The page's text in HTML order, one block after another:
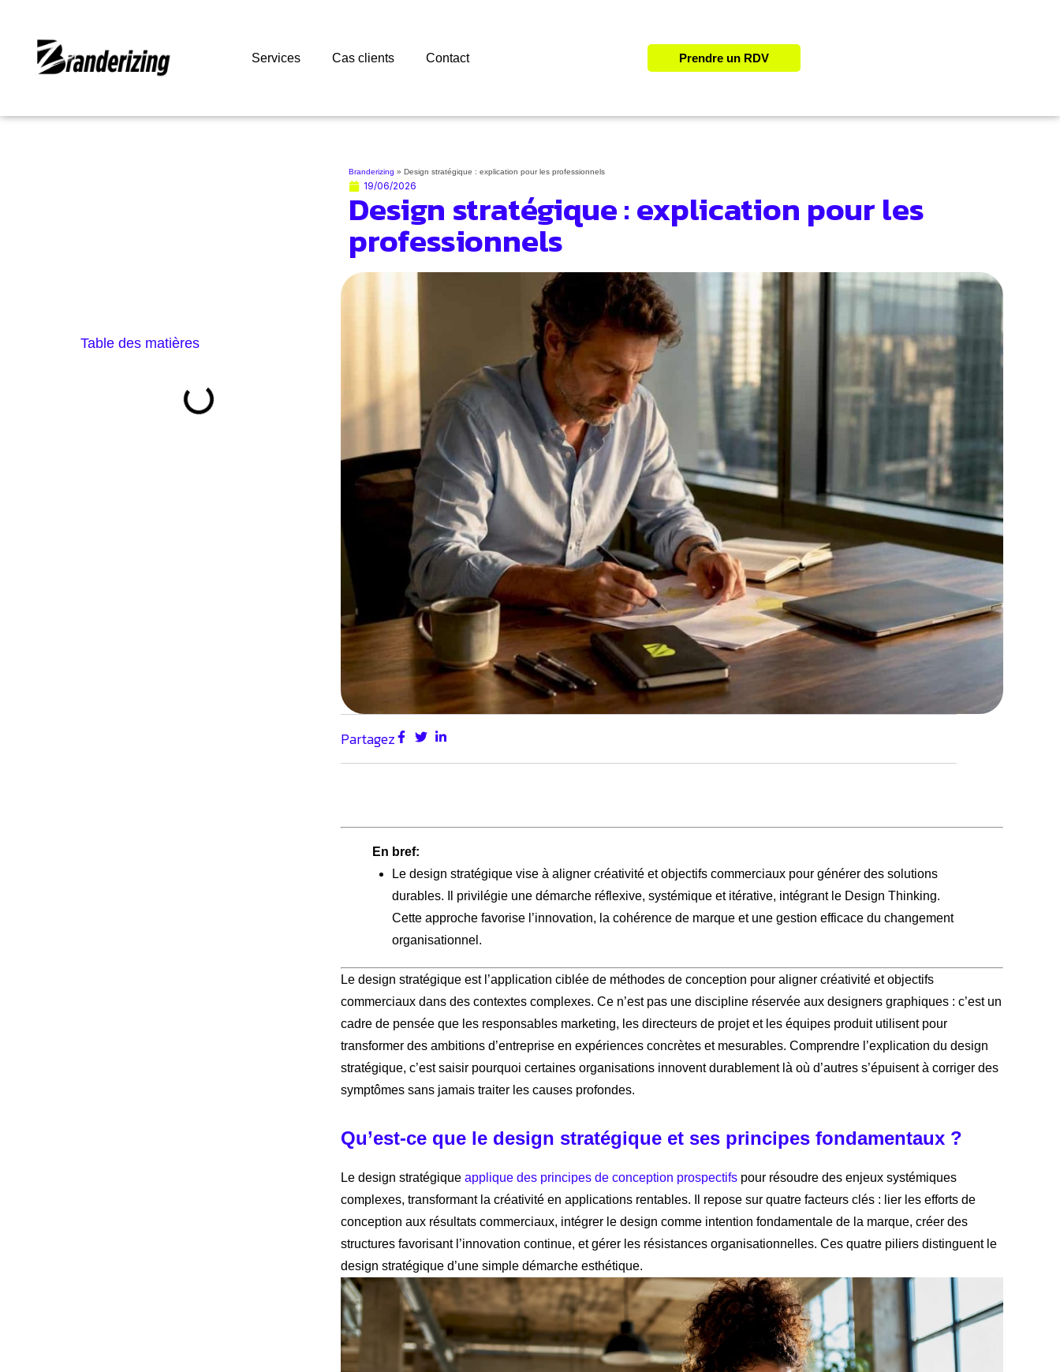
Services Cas clients Contact Prendre un RDV
Branderizing » Design stratégique : explication pour les professionnels
19/06/2026
Design stratégique : explication pour les
professionnels
Table des matières
Partagez
En bref:
Le design stratégique vise à aligner créativité et objectifs commerciaux pour générer des solutions
durables. Il privilégie une démarche réflexive, systémique et itérative, intégrant le Design Thinking.
Cette approche favorise l’innovation, la cohérence de marque et une gestion efficace du changement
organisationnel.
Le design stratégique est l’application ciblée de méthodes de conception pour aligner créativité et objectifs
commerciaux dans des contextes complexes. Ce n’est pas une discipline réservée aux designers graphiques : c’est un
cadre de pensée que les responsables marketing, les directeurs de projet et les équipes produit utilisent pour
transformer des ambitions d’entreprise en expériences concrètes et mesurables. Comprendre l’explication du design
stratégique, c’est saisir pourquoi certaines organisations innovent durablement là où d’autres s’épuisent à corriger des
symptômes sans jamais traiter les causes profondes.
Qu’est-ce que le design stratégique et ses principes fondamentaux ?
Le design stratégique applique des principes de conception prospectifs pour résoudre des enjeux systémiques
complexes, transformant la créativité en applications rentables. Il repose sur quatre facteurs clés : lier les efforts de
conception aux résultats commerciaux, intégrer le design comme intention fondamentale de la marque, créer des
structures favorisant l’innovation continue, et gérer les résistances organisationnelles. Ces quatre piliers distinguent le
design stratégique d’une simple démarche esthétique.